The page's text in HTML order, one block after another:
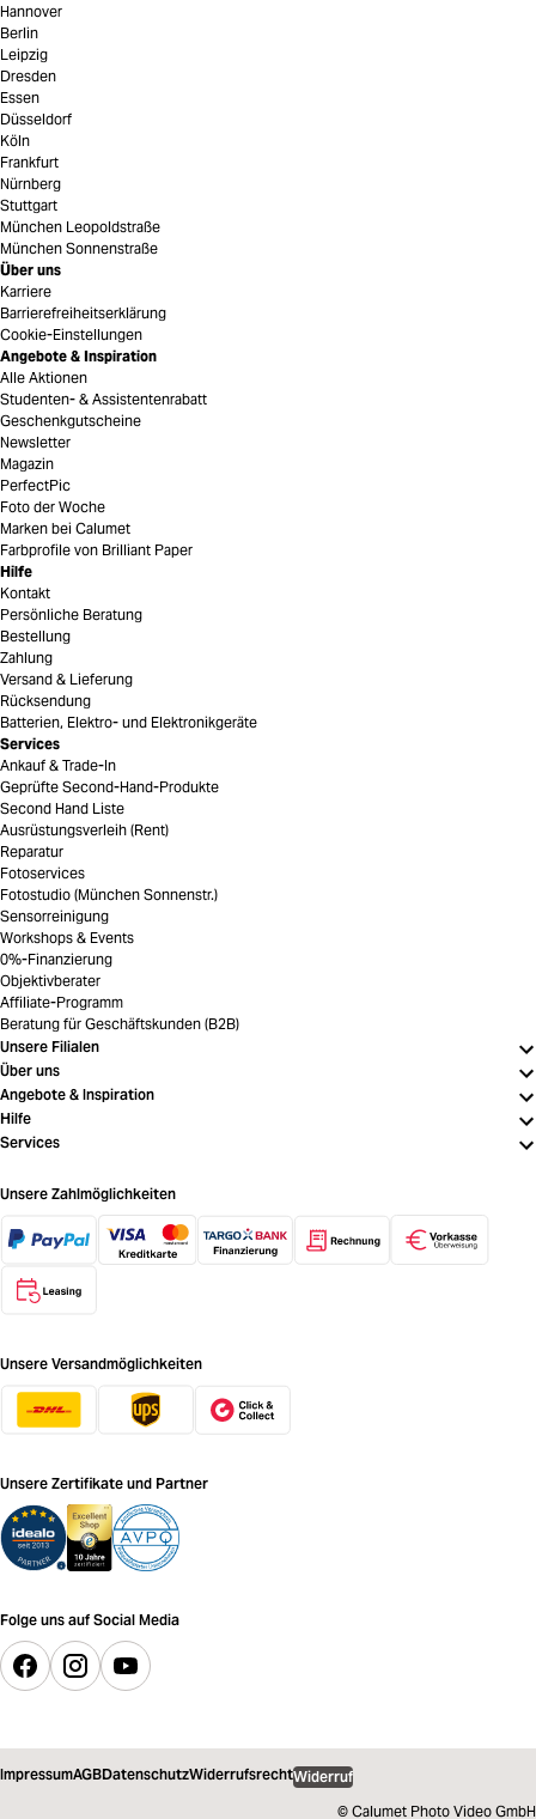
Hannover
Berlin
Leipzig
Dresden
Essen
Düsseldorf
Köln
Frankfurt
Nürnberg
Stuttgart
München Leopoldstraße
München Sonnenstraße
Über uns
Karriere
Barrierefreiheitserklärung
Cookie-Einstellungen
Angebote & Inspiration
Alle Aktionen
Studenten- & Assistentenrabatt
Geschenkgutscheine
Newsletter
Magazin
PerfectPic
Foto der Woche
Marken bei Calumet
Farbprofile von Brilliant Paper
Hilfe
Kontakt
Persönliche Beratung
Bestellung
Zahlung
Versand & Lieferung
Rücksendung
Batterien, Elektro- und Elektronikgeräte
Services
Ankauf & Trade-In
Geprüfte Second-Hand-Produkte
Second Hand Liste
Ausrüstungsverleih (Rent)
Reparatur
Fotoservices
Fotostudio (München Sonnenstr.)
Sensorreinigung
Workshops & Events
0%-Finanzierung
Objektivberater
Affiliate-Programm
Beratung für Geschäftskunden (B2B)
Unsere Filialen
Über uns
Angebote & Inspiration
Hilfe
Services
Unsere Zahlmöglichkeiten
Unsere Versandmöglichkeiten
Unsere Zertifikate und Partner
Folge uns auf Social Media
ImpressumAGBDatenschutzWiderrufsrechtWiderruf
© Calumet Photo Video GmbH